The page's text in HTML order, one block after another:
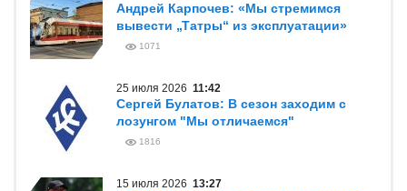
Андрей Карпочев: «Мы стремимся
вывести „Татры“ из эксплуатации»
1071
25 июля 2026 11:42
Сергей Булатов: В сезон заходим с
лозунгом "Мы отличаемся"
1816
15 июля 2026 13:27